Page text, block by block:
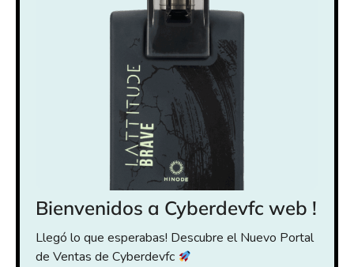
Bienvenidos a Cyberdevfc web !
Llegó lo que esperabas! Descubre el Nuevo Portal
de Ventas de Cyberdevfc